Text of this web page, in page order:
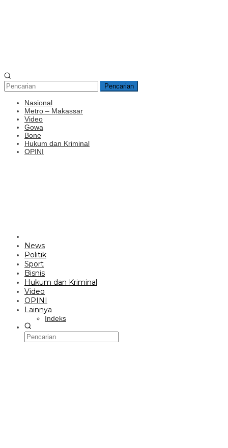
Pencarian
Nasional
Metro – Makassar
Video
Gowa
Bone
Hukum dan Kriminal
OPINI
News
Politik
Sport
Bisnis
Hukum dan Kriminal
Video
OPINI
Lainnya
Indeks